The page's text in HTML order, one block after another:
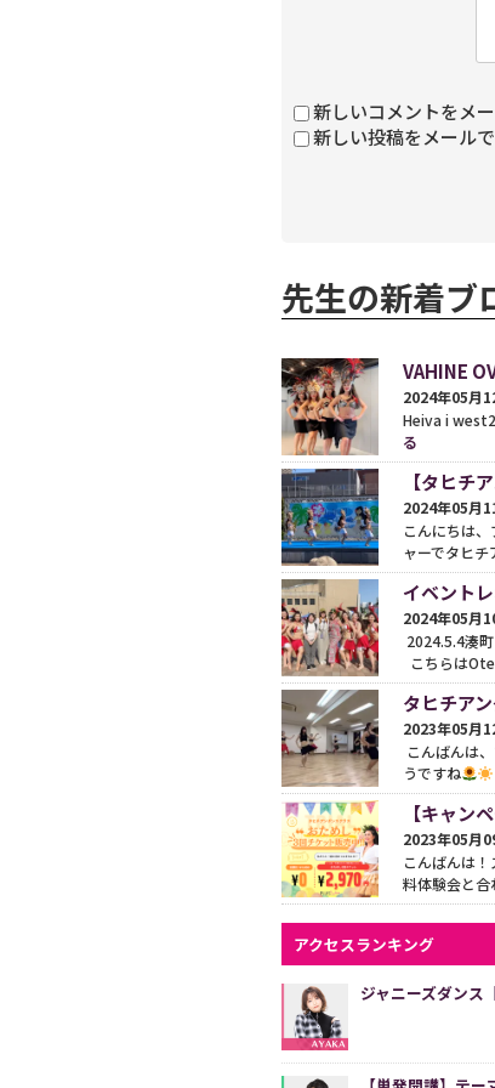
新しいコメントをメ
新しい投稿をメール
先生の新着ブ
VAHINE
2024年05月
Heiva i
る
【タヒチ
2024年05月
こんにちは
ャーでタヒチ
イベント
2024年05月
2024.5.4湊
こちらは
タヒチア
2023年05月
こんばんは
うですね
【キャン
2023年05月
こんばんは
料体験会と合
アクセスランキング
ジャニーズダンス